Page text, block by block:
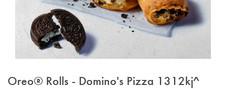
Oreo® Rolls - Domino's Pizza 1312kj^